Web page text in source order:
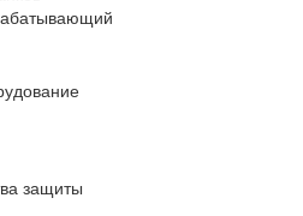
защиты